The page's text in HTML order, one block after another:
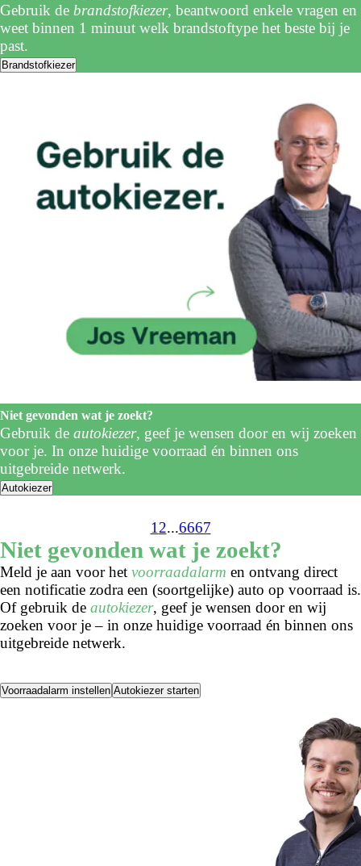
Gebruik de brandstofkiezer, beantwoord enkele vragen en
weet binnen 1 minuut welk brandstoftype het beste bij je
past.
Brandstofkiezer
Niet gevonden wat je zoekt?
Gebruik de autokiezer, geef je wensen door en wij zoeken
voor je. In onze huidige voorraad én binnen ons
uitgebreide netwerk.
Autokiezer
1 2...6667
Niet gevonden wat je zoekt?
Meld je aan voor het voorraadalarm en ontvang direct
een notificatie zodra een (soortgelijke) auto op voorraad is.
Of gebruik de autokiezer, geef je wensen door en wij
zoeken voor je – in onze huidige voorraad én binnen ons
uitgebreide netwerk.
Voorraadalarm instellen Autokiezer starten